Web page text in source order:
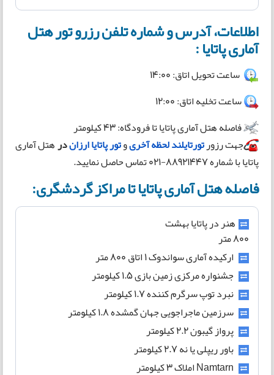
اطلاعات، آدرس و شماره تلفن رزرو تور هتل
آماری پاتایا :
ساعت تحویل اتاق: 14:00
ساعت تخلیه اتاق: 12:00
فاصله هتل آماری پاتایا تا فرودگاه: 43 کیلومتر
جهت رزورتورتایلند لحظه آخریوتور پاتایا ارزاندرهتل آماری
پاتایا با شماره 88921447-021 تماس حاصل نمایید.
فاصله هتل آماری پاتایا تا مراکز گردشگری:
هنر در پاتایا بهشت
800 متر
ارکیده آماری سواندوک 1 اتاق 800 متر
جشنواره مرکزی زمین بازی 1.5 کیلومتر
نبرد توپ سرگرم کننده 1.7 کیلومتر
سرزمین ماجراجویی جهان گمشده 1.8 کیلومتر
پرواز گیبون 2.2 کیلومتر
باور ریپلی یا نه 2.7 کیلومتر